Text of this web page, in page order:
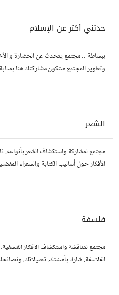
حدثني أكثر عن الإسلام
ببساطة .. مجتمع يتحدث عن الحضارة و
وتطوير المجتمع ستكون مشاركتك هنا
الشعر
مجتمع لمشاركة واستكشاف الشعر بأنواعه.
الأفكار حول أساليب الكتابة والشعراء
فلسفة
مجتمع لمناقشة واستكشاف الأفكار
الفلاسفة. شارك بأسئلتك، تحليلاتك،